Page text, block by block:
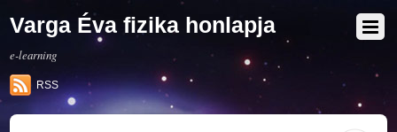
Varga Éva fizika honlapja
e-learning
RSS